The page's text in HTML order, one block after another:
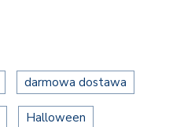
darmowa dostawa
Halloween